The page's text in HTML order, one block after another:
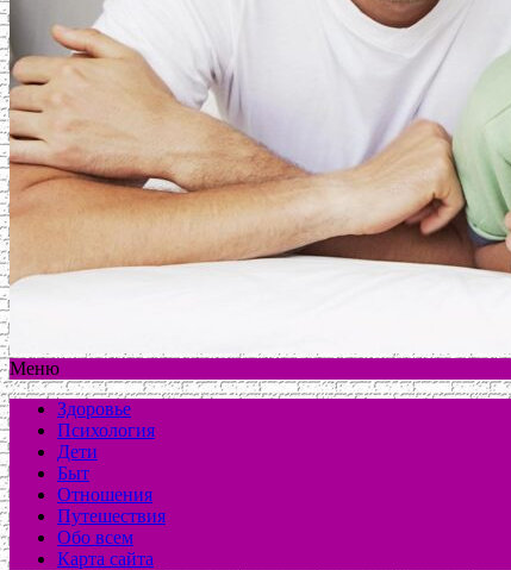
Меню
Здоровье
Психология
Дети
Быт
Отношения
Путешествия
Обо всем
Карта сайта